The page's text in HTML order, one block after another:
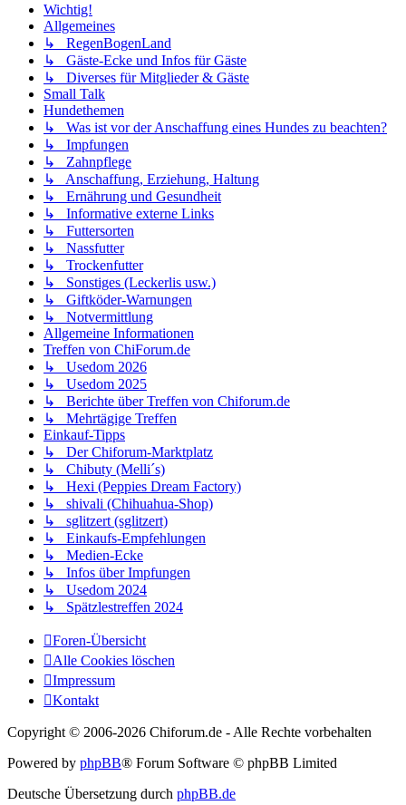
Wichtig!
Allgemeines
↳ RegenBogenLand
↳ Gäste-Ecke und Infos für Gäste
↳ Diverses für Mitglieder & Gäste
Small Talk
Hundethemen
↳ Was ist vor der Anschaffung eines Hundes zu beachten?
↳ Impfungen
↳ Zahnpflege
↳ Anschaffung, Erziehung, Haltung
↳ Ernährung und Gesundheit
↳ Informative externe Links
↳ Futtersorten
↳ Nassfutter
↳ Trockenfutter
↳ Sonstiges (Leckerlis usw.)
↳ Giftköder-Warnungen
↳ Notvermittlung
Allgemeine Informationen
Treffen von ChiForum.de
↳ Usedom 2026
↳ Usedom 2025
↳ Berichte über Treffen von Chiforum.de
↳ Mehrtägige Treffen
Einkauf-Tipps
↳ Der Chiforum-Marktplatz
↳ Chibuty (Melli´s)
↳ Hexi (Peppies Dream Factory)
↳ shivali (Chihuahua-Shop)
↳ sglitzert (sglitzert)
↳ Einkaufs-Empfehlungen
↳ Medien-Ecke
↳ Infos über Impfungen
↳ Usedom 2024
↳ Spätzlestreffen 2024
Foren-Übersicht
Alle Cookies löschen
Impressum
Kontakt
Copyright © 2006-2026 Chiforum.de - Alle Rechte vorbehalten
Powered by phpBB® Forum Software © phpBB Limited
Deutsche Übersetzung durch phpBB.de